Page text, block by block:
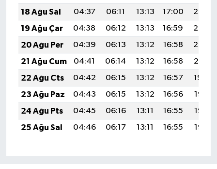
18 Ağu Sal
04:37 06:11 13:13 17:00
20:05
19 Ağu Çar
04:38 06:12 13:13 16:59
20:03
20 Ağu Per
04:39 06:13 13:12 16:58
20:02
21 Ağu Cum
04:41 06:14 13:12 16:58
20:01
22 Ağu Cts
04:42 06:15 13:12 16:57
19:59
23 Ağu Paz
04:43 06:15 13:12 16:56
19:58
24 Ağu Pts
04:45 06:16 13:11 16:55
19:56
25 Ağu Sal
04:46 06:17 13:11 16:55 19:55